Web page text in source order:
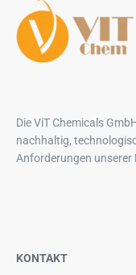
Die ViT Chemicals
nachhaltig,
Anforderungen unserer
KONTAKT